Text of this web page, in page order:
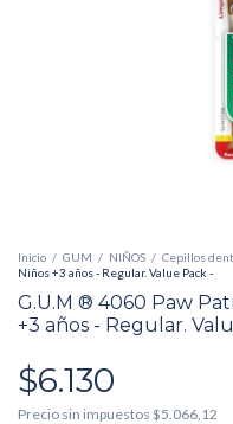
Inicio / GUM / NIÑOS / Cepillos
Niños +3 años - Regular. Value Pack -
G.U.M ® 4060 Paw
+3 años - Regular.
$6.130
Precio sin impuestos $5.066,12